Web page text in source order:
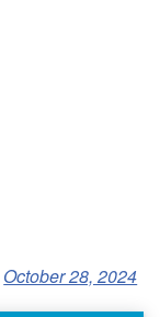
October 28, 2024